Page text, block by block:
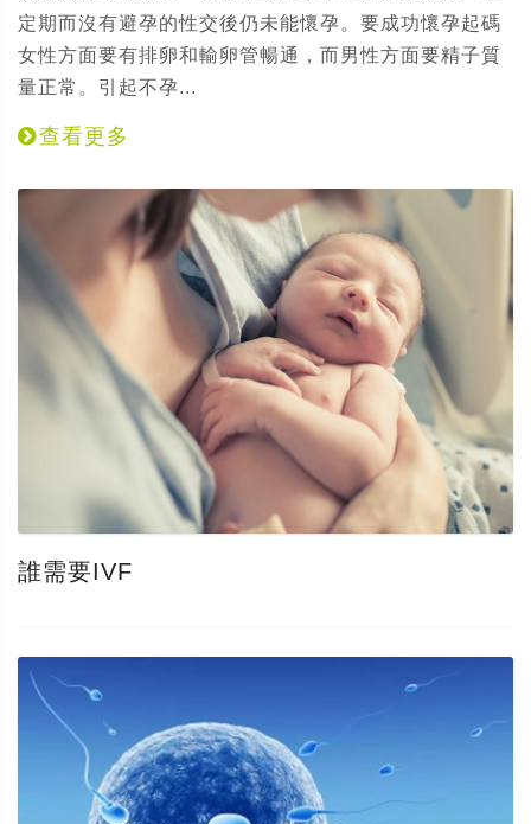
定期而沒有避孕的性交後仍未能懷孕。要成功懷孕起碼
女性方面要有排卵和輸卵管暢通，而男性方面要精子質
量正常。引起不孕...
查看更多
誰需要IVF